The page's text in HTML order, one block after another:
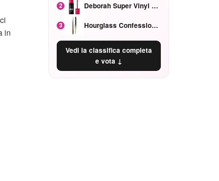
in
2 Deborah Super Vinyl Shake Rosa Ciliegia
3 Hourglass Confession Ricaricabile Ultra Preciso Ad Alta Intensità Secretly Classic Red
Vedi la classifica completa
e vota ↓